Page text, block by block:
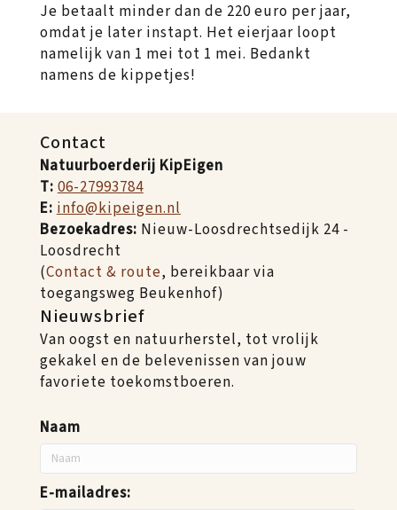
Je betaalt minder dan de 220 euro per jaar,
omdat je later instapt. Het eierjaar loopt
namelijk van 1 mei tot 1 mei. Bedankt
namens de kippetjes!
Contact
Natuurboerderij KipEigen
T:06-27993784
E:info@kipeigen.nl
Bezoekadres: Nieuw-Loosdrechtsedijk 24 -
Loosdrecht
(Contact & route, bereikbaar via
toegangsweg Beukenhof)
Nieuwsbrief
Van oogst en natuurherstel, tot vrolijk
gekakel en de belevenissen van jouw
favoriete toekomstboeren.
Naam
E-mailadres: